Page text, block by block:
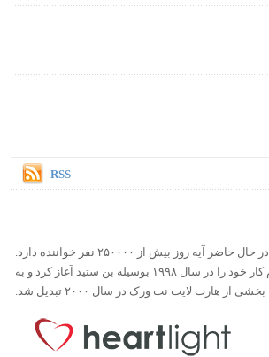
RSS
در حال حاضر آیه روز بیش از ۲۵۰۰۰۰ نفر خواننده دارد.
ورس آو ذ دی دات کام کار خود را در سال ۱۹۹۸ بوسیله بن ستید آغاز کرد و به
بخشی از هارت لایت نت ورک در سال ۲۰۰۰ تبدیل شد.